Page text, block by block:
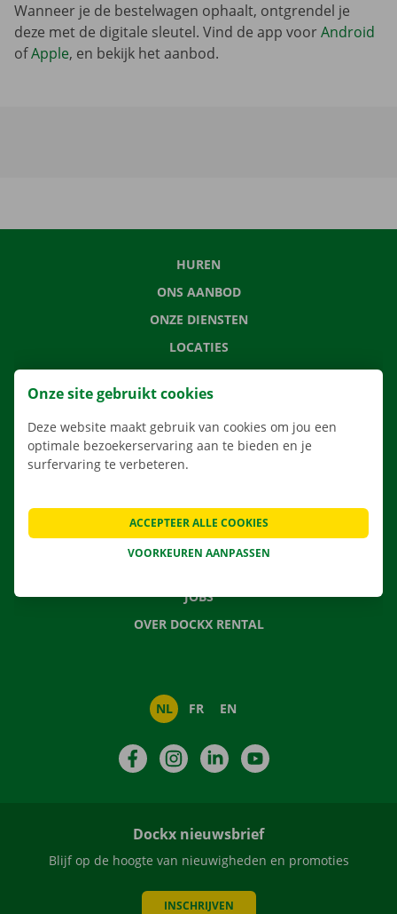
Wanneer je de bestelwagen ophaalt, ontgrendel je
deze met de digitale sleutel. Vind de app voorAndroid
ofApple, en bekijk het aanbod.
HUREN
ONS AANBOD
ONZE DIENSTEN
LOCATIES
APP
VERHUISOPLOSSINGEN
VEELGESTELDE VRAGEN
NIEUWS
JOBS
OVER DOCKX RENTAL
NL FR EN
FacebookInstagramLinkedIn
Dockx nieuwsbrief
Blijf op de hoogte van nieuwigheden en promoties
INSCHRIJVEN
Onze site gebruikt cookies
Deze website maakt gebruik van cookies om jou een
optimale bezoekerservaring aan te bieden en je
surfervaring te verbeteren.
VOORKEUREN AANPASSEN
ACCEPTEER ALLE COOKIES